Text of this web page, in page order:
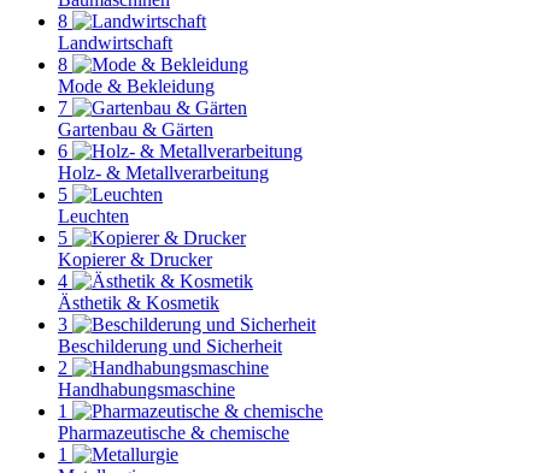
8
Landwirtschaft
8
Mode & Bekleidung
7
Gartenbau & Gärten
6
Holz- & Metallverarbeitung
5
Leuchten
5
Kopierer & Drucker
4
Ästhetik & Kosmetik
3
Beschilderung und Sicherheit
2
Handhabungsmaschine
1
Pharmazeutische & chemische
1